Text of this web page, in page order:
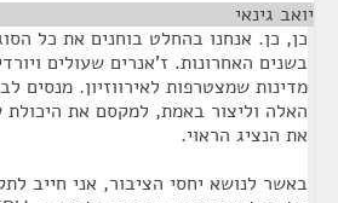
יואב גינאי
כן, כן. אנחנו בהחלט בוחנים את כל
בשנים האחרונות. ז'אנרים שעולים
מדינות שמצטרפות לאירווזיון. מנסים
האלה וליצור באמת, למקסם את היכולת
את הנציג הראוי.
באשר לנושא יחסי הציבור, אני חייב